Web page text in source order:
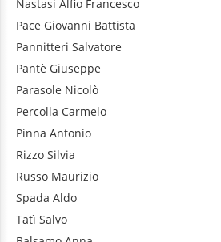
Nastasi Alfio Francesco
Pace Giovanni Battista
Pannitteri Salvatore
Pantè Giuseppe
Parasole Nicolò
Percolla Carmelo
Pinna Antonio
Rizzo Silvia
Russo Maurizio
Spada Aldo
Tatì Salvo